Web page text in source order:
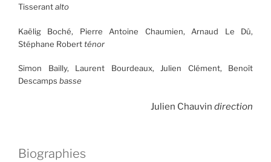
Tisserantalto
Kaëlig Boché, Pierre Antoine Chaumien, Arnaud Le Dû,
Stéphane Robertténor
Simon Bailly, Laurent Bourdeaux, Julien Clément, Benoît
Descamps basse
Julien Chauvin direction
Biographies